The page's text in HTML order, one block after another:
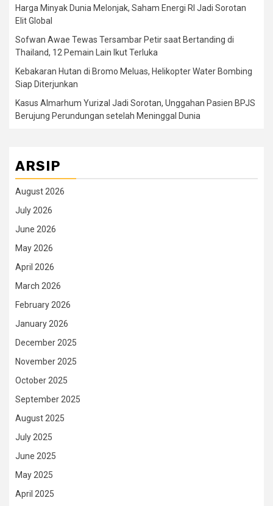
Harga Minyak Dunia Melonjak, Saham Energi RI Jadi Sorotan
Elit Global
Sofwan Awae Tewas Tersambar Petir saat Bertanding di
Thailand, 12 Pemain Lain Ikut Terluka
Kebakaran Hutan di Bromo Meluas, Helikopter Water Bombing
Siap Diterjunkan
Kasus Almarhum Yurizal Jadi Sorotan, Unggahan Pasien BPJS
Berujung Perundungan setelah Meninggal Dunia
ARSIP
August 2026
July 2026
June 2026
May 2026
April 2026
March 2026
February 2026
January 2026
December 2025
November 2025
October 2025
September 2025
August 2025
July 2025
June 2025
May 2025
April 2025